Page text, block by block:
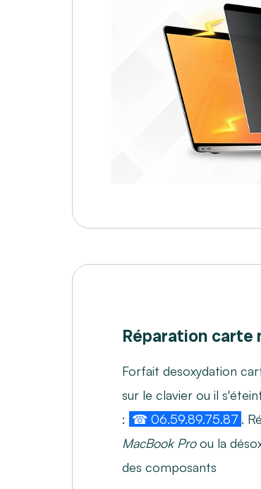
Réparation carte
Forfait desoxydation
sur le clavier ou il
: ☎ 06.59.89.75.87 .
MacBook Proou la
des composants